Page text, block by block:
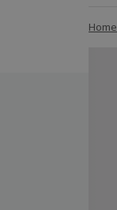
Home